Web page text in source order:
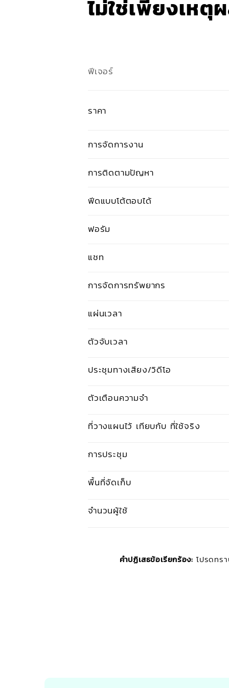
ไม่ใช่เพียงเห
ฟีเจอร์
ราคา
การจัดการงาน
การติดตามปัญหา
ฟีดแบบโต้ตอบได้
ฟอรัม
แชท
การจัดการทรัพยากร
แผ่นเวลา
ตัวจับเวลา
ประชุมทางเสียง/วิดีโอ
ตัวเตือนความจำ
ที่วางแผนไว้ เทียบกับ ที่ใช้จริง
การประชุม
พื้นที่จัดเก็บ
จำนวนผู้ใช้
คำปฏิเสธข้อเรียกร้อง: โปรดทร